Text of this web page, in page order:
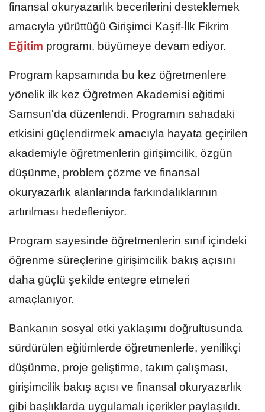
finansal okuryazarlık becerilerini desteklemek
amacıyla yürüttüğü Girişimci Kaşif-İlk Fikrim
Eğitim programı, büyümeye devam ediyor.
Program kapsamında bu kez öğretmenlere
yönelik ilk kez Öğretmen Akademisi eğitimi
Samsun'da düzenlendi. Programın sahadaki
etkisini güçlendirmek amacıyla hayata geçirilen
akademiyle öğretmenlerin girişimcilik, özgün
düşünme, problem çözme ve finansal
okuryazarlık alanlarında farkındalıklarının
artırılması hedefleniyor.
Program sayesinde öğretmenlerin sınıf içindeki
öğrenme süreçlerine girişimcilik bakış açısını
daha güçlü şekilde entegre etmeleri
amaçlanıyor.
Bankanın sosyal etki yaklaşımı doğrultusunda
sürdürülen eğitimlerde öğretmenlerle, yenilikçi
düşünme, proje geliştirme, takım çalışması,
girişimcilik bakış açısı ve finansal okuryazarlık
gibi başlıklarda uygulamalı içerikler paylaşıldı.